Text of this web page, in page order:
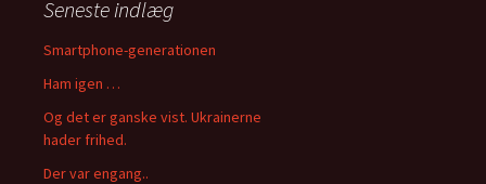
t
r
:
Seneste indlæg
Smartphone-generationen
Ham igen …
Og det er ganske vist. Ukrainerne
hader frihed.
Der var engang..